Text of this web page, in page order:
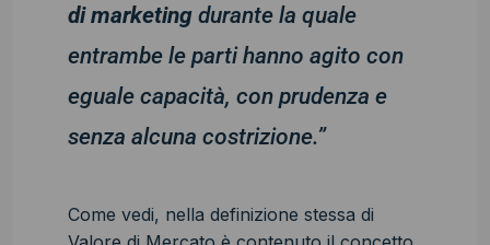
di marketing durante la quale
entrambe le parti hanno agito con
eguale capacità, con prudenza e
senza alcuna costrizione.”
Come vedi, nella definizione stessa di